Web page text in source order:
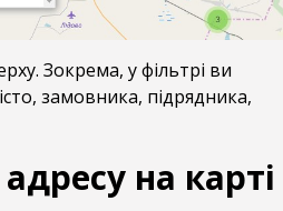
Зокрема, у фільтрі ви
замовника, підрядника,
на карті